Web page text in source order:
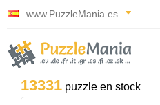
www.PuzzleMania.es
13331 puzzle en stock